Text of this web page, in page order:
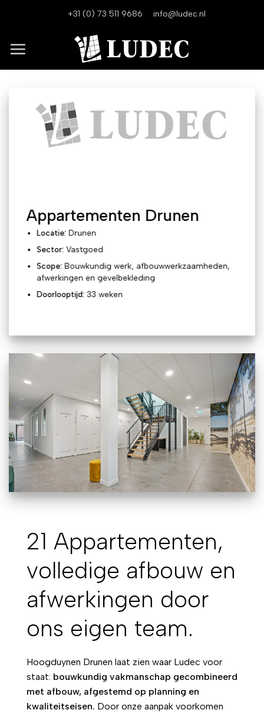
+31 (0) 73 511 9686 info@ludec.nl
Appartementen Drunen
Locatie:Drunen
Sector:Vastgoed
Scope: Bouwkundig werk, afbouwwerkzaamheden,
afwerkingen en gevelbekleding
Doorlooptijd:33 weken
21 Appartementen,
volledige afbouw en
afwerkingen door
ons eigen team.
Hoogduynen Drunen laat zien waar Ludec voor
staat: bouwkundig vakmanschap gecombineerd
met afbouw, afgestemd op planning en
kwaliteitseisen. Door onze aanpak voorkomen